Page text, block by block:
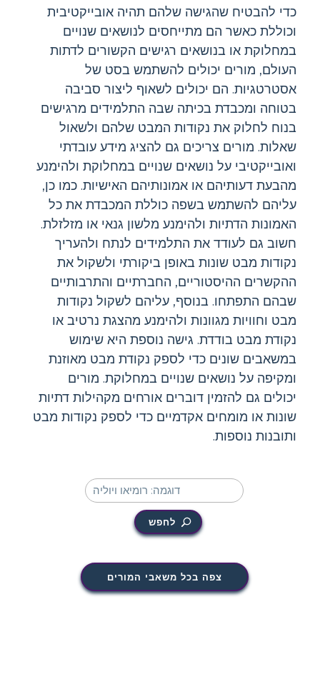
כדי להבטיח שהגישה שלהם תהיה אובייקטיבית
וכוללת כאשר הם מתייחסים לנושאים שנויים
במחלוקת או בנושאים רגישים הקשורים לדתות
העולם, מורים יכולים להשתמש בסט של
אסטרטגיות. הם יכולים לשאוף ליצור סביבה
בטוחה ומכבדת בכיתה שבה התלמידים מרגישים
בנוח לחלוק את נקודות המבט שלהם ולשאול
שאלות. מורים צריכים גם להציג מידע עובדתי
ואובייקטיבי על נושאים שנויים במחלוקת ולהימנע
מהבעת דעותיהם או אמונותיהם האישיות. כמו כן,
עליהם להשתמש בשפה כוללת המכבדת את כל
האמונות הדתיות ולהימנע מלשון גנאי או מזלזלת.
חשוב גם לעודד את התלמידים לנתח ולהעריך
נקודות מבט שונות באופן ביקורתי ולשקול את
ההקשרים ההיסטוריים, החברתיים והתרבותיים
שבהם התפתחו. בנוסף, עליהם לשקול נקודות
מבט וחוויות מגוונות ולהימנע מהצגת נרטיב או
נקודת מבט בודדת. גישה נוספת היא שימוש
במשאבים שונים כדי לספק נקודת מבט מאוזנת
ומקיפה על נושאים שנויים במחלוקת. מורים
יכולים גם להזמין דוברים אורחים מקהילות דתיות
שונות או מומחים אקדמיים כדי לספק נקודות מבט
ותובנות נוספות.
לחפש
צפה בכל משאבי המורים